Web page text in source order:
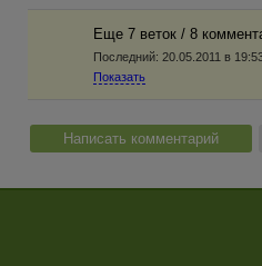
Еще 7 веток / 8
Последний: 20.05.2011 в
Показать
Написать комментарий